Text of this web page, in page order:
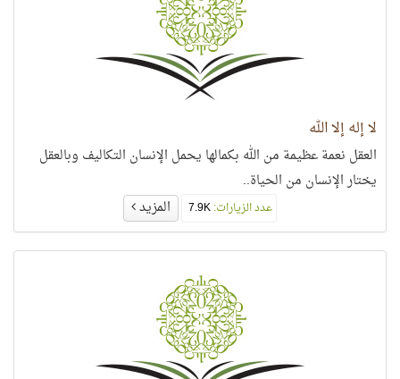
لا إله إلا الله
العقل نعمة عظيمة من الله بكمالها يحمل الإنسان التكاليف وبالعقل
يختار الإنسان من الحياة..
عدد الزيارات: المزيد